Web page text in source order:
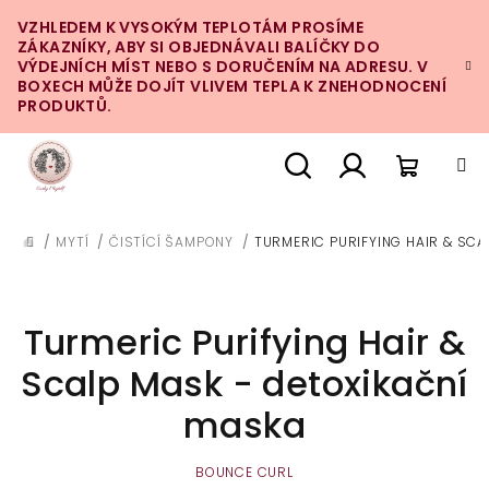
na
obsah
VZHLEDEM K VYSOKÝM TEPLOTÁM PROSÍME
ZÁKAZNÍKY, ABY SI OBJEDNÁVALI BALÍČKY DO
VÝDEJNÍCH MÍST NEBO S DORUČENÍM NA ADRESU. V
BOXECH MŮŽE DOJÍT VLIVEM TEPLA K ZNEHODNOCENÍ
PRODUKTŮ.
DOMŮ
/ MYTÍ / ČISTÍCÍ ŠAMPONY / TURMERIC PURIFYING HAIR &
Turmeric Purifying Hair &
Scalp Mask - detoxikační
maska
BOUNCE CURL